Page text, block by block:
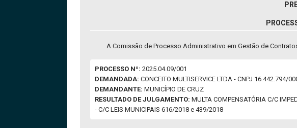
A Comissão de Processo Administrativo em Gestão de
PROCESSO Nº: 2025.04.09/001
DEMANDADA: CONCEITO MULTISERVICE LTDA - CNPJ 16.442.794/
DEMANDANTE: MUNICÍPIO DE CRUZ
RESULTADO DE JULGAMENTO: MULTA COMPENSATÓRIA C/C
- C/C LEIS MUNICIPAIS 616/2018 e 439/2018